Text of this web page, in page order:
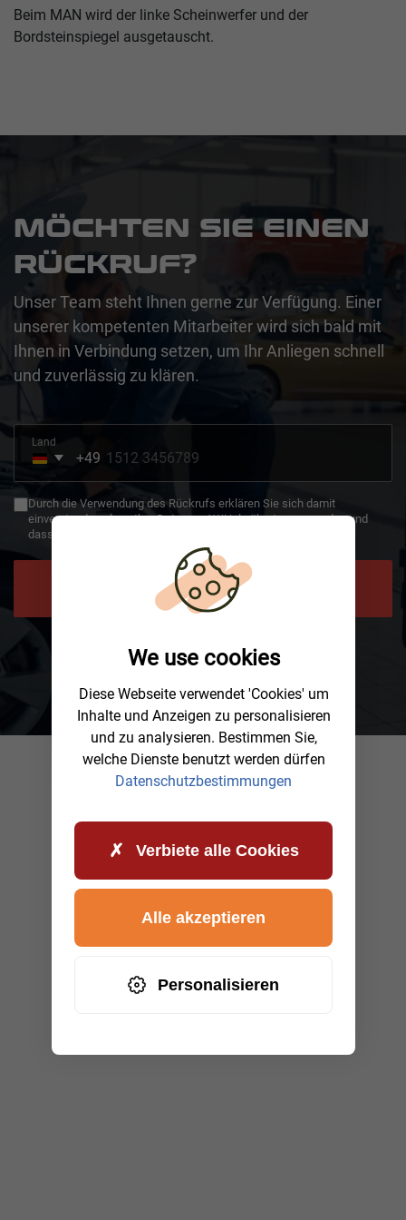
Beim MAN wird der linke Scheinwerfer und der
Bordsteinspiegel ausgetauscht.
MÖCHTEN SIE EINEN
RÜCKRUF?
Unser Team steht Ihnen gerne zur Verfügung. Einer
unserer kompetenten Mitarbeiter wird sich bald mit
Ihnen in Verbindung setzen, um Ihr Anliegen schnell
und zuverlässig zu klären.
Land
Germany
+49
+49
Durch die Verwendung des Rückrufs erklären Sie sich damit
einverstanden, dass Ihre Daten an AWHelp übertragen werden und
dass Sie die Datenschutzbestimmungen gelesen haben.
JETZT RÜCKRUF ANFORDERN
We use cookies
Diese Webseite verwendet 'Cookies' um
Inhalte und Anzeigen zu personalisieren
und zu analysieren. Bestimmen Sie,
welche Dienste benutzt werden dürfen
Datenschutzbestimmungen
Verbiete alle Cookies
Personalisieren
Alle akzeptieren